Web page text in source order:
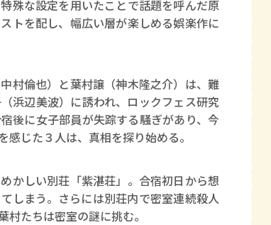
殊な設定を用いたことで話題を呼んだ原
トを配し、幅広い層が楽しめる娯楽作に
村倫也）と葉村譲（神木隆之介）は、難
浜辺美波）に誘われ、ロックフェス研究
後に女子部員が失踪する騒ぎがあり、今
じた３人は、真相を探り始める。
かしい別荘「紫湛荘」。合宿初日から想
しまう。さらには別荘内で密室連続殺人
たちは密室の謎に挑む。
ロボット・イン・ザ・システム